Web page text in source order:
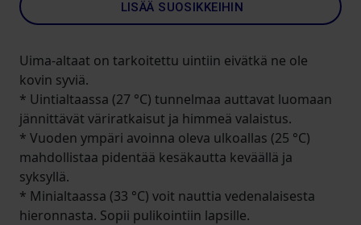
LISÄÄ SUOSIKKEIHIN
Uima-altaat on tarkoitettu uintiin eivätkä ne ole
kovin syviä.
* Uintialtaassa (27 °C) tunnelmaa auttavat luomaan
jännittävät väriratkaisut ja himmeä valaistus.
* Vuoden ympäri avoinna oleva ulkoallas (25 °C)
mahdollistaa pidentää kesäkautta keväällä ja
syksyllä.
* Minialtaassa (33 °C) voit nauttia vedenalaisesta
hieronnasta. Sopii pulikointiin lapsille.